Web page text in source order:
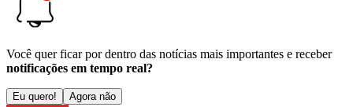
Você quer ficar por dentro das notícias mais importantes e receber
notificações em tempo real?
Eu quero! Agora não